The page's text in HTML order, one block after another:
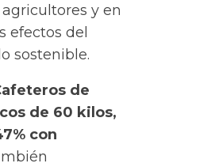
y en
efectos del
sostenible.
de
de 60 kilos,
con